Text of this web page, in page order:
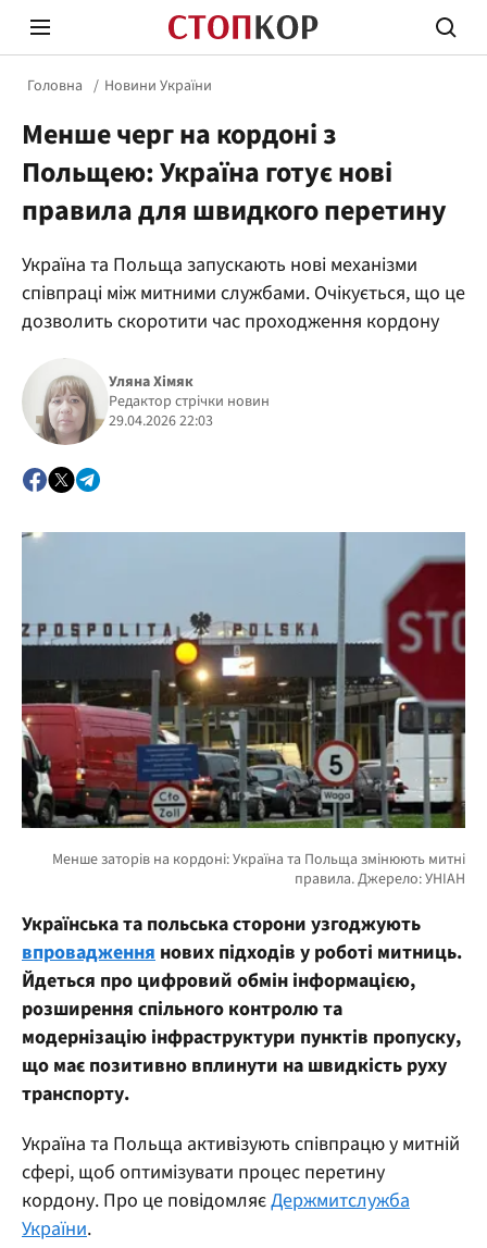
Політика
Головна Новини України
Менше черг на кордоні з
Польщею: Україна готує нові
правила для швидкого перетину
Україна та Польща запускають нові механізми
співпраці між митними службами. Очікується, що це
дозволить скоротити час проходження кордону
Уляна Хімяк
Редактор стрічки новин
29.04.2026 22:03
Українська та польська сторони узгоджують
впровадження нових підходів у роботі митниць.
Йдеться про цифровий обмін інформацією,
розширення спільного контролю та
модернізацію інфраструктури пунктів пропуску,
що має позитивно вплинути на швидкість руху
транспорту.
Україна та Польща активізують співпрацю у митній
сфері, щоб оптимізувати процес перетину
кордону. Про це повідомляєДержмитслужба
України.